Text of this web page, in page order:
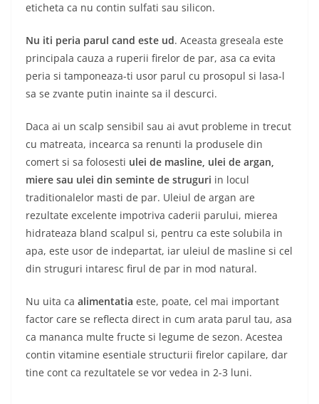
eticheta ca nu contin sulfati sau silicon.
Nu iti peria parul cand este ud. Aceasta greseala este
principala cauza a ruperii firelor de par, asa ca evita
peria si tamponeaza-ti usor parul cu prosopul si lasa-l
sa se zvante putin inainte sa il descurci.
Daca ai un scalp sensibil sau ai avut probleme in trecut
cu matreata, incearca sa renunti la produsele din
comert si sa folosesti ulei de masline, ulei de argan,
miere sau ulei din seminte de struguri in locul
traditionalelor masti de par. Uleiul de argan are
rezultate excelente impotriva caderii parului, mierea
hidrateaza bland scalpul si, pentru ca este solubila in
apa, este usor de indepartat, iar uleiul de masline si cel
din struguri intaresc firul de par in mod natural.
Nu uita ca alimentatia este, poate, cel mai important
factor care se reflecta direct in cum arata parul tau, asa
ca mananca multe fructe si legume de sezon. Acestea
contin vitamine esentiale structurii firelor capilare, dar
tine cont ca rezultatele se vor vedea in 2-3 luni.